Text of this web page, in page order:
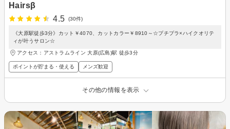
Hairsβ
4.5
(30件)
《大原駅徒歩3分》カット￥4070、カットカラー￥8910～☆プチプラ×ハイクオリテ
ィが叶うサロン☆
アクセス：アストラムライン 大原(広島)駅 徒歩3分
ポイントが貯まる・使える メンズ歓迎
その他の情報を表示